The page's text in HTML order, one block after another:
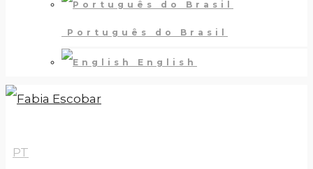
Português do Brasil
English
PT